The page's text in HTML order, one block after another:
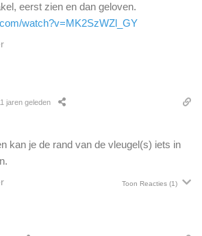
eerst zien en dan geloven.
watch?v=MK2SzWZl_GY
jaren geleden
kan je de rand van de vleugel(s) iets in
Toon Reacties (1)